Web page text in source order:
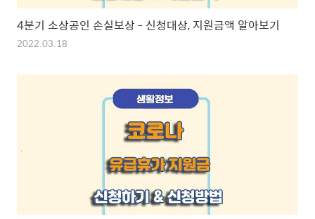
4분기 소상공인 손실보상 - 신청대상, 지원금액 알아보기
2022.03.18